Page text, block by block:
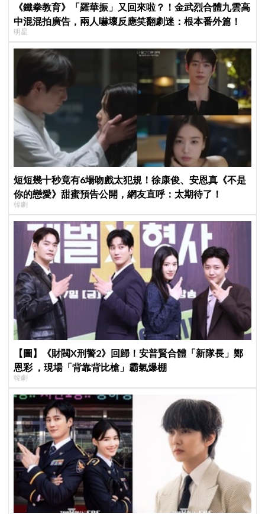
《鐵拳教育》「羅華振」又回來啦？！金武烈合體九雲高
中混混拍廣告，兩人嚇壞反應笑翻劇迷：根本番外篇！
明星
短短幾十秒竟有6場吻戲太犯規！徐康俊、安恩真《不是
你的戀愛》甜蜜預告公開，網友直呼：太期待了！
韓劇
【圖】《財閥X刑警2》回歸！安普賢合體「新隊長」鄭
恩彩 ，現場「背靠背比槍」霸氣爆棚
韓劇